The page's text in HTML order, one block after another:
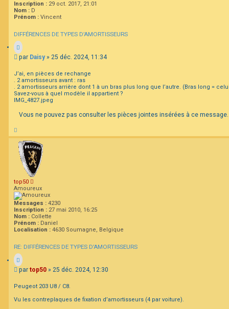
Inscription : 29 oct. 2017, 21:01
Nom : D
Prénom : Vincent
DIFFÉRENCES DE TYPES D’AMORTISSEURS
M
s
s
a
g
e
par Daisy» 25 déc. 2024, 11:34
J’ai, en pièces de rechange
. 2 amortisseurs avant : ras
. 2 amortisseurs arrière dont 1 à un bras plus long que l’autre. (Bras long =
Savez-vous à quel modèle il appartient ?
IMG_4827.jpeg
Vous ne pouvez pas consulter les pièces jointes insérées à ce message.
a
u
top50
Amoureux
Messages : 4230
Inscription : 27 mai 2010, 16:25
Nom : Collette
Prénom : Daniel
Localisation : 4630 Soumagne, Belgique
RE: DIFFÉRENCES DE TYPES D’AMORTISSEURS
M
s
a
par top50 » 25 déc. 2024, 12:30
Peugeot 203 U8 / C8.
Vu les contreplaques de fixation d’amortisseurs (4 par voiture).